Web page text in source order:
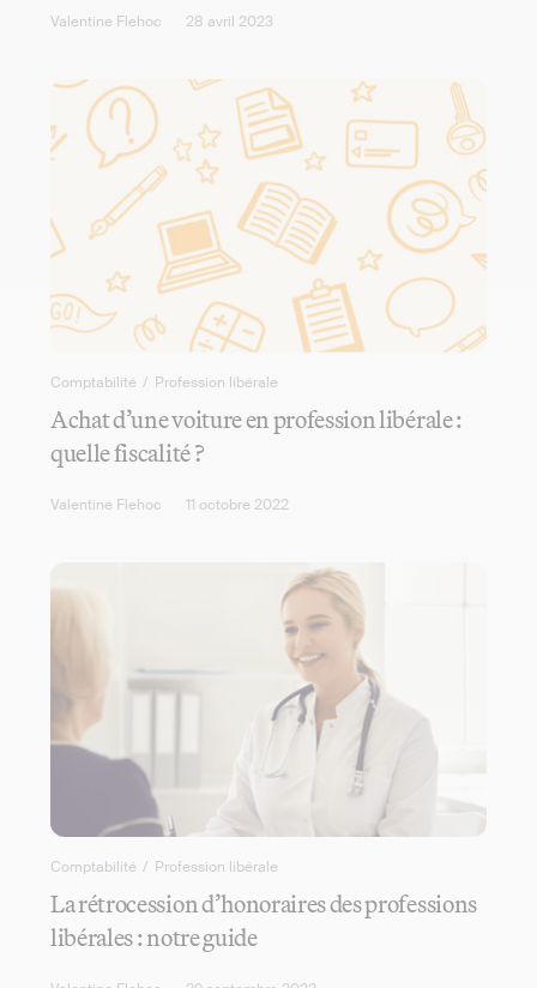
Valentine Flehoc 28 avril 2023
Comptabilité / Profession libérale
Achat d’une voiture en profession libérale :
quelle fiscalité ?
Valentine Flehoc 11 octobre 2022
Comptabilité / Profession libérale
La rétrocession d’honoraires des professions
libérales : notre guide